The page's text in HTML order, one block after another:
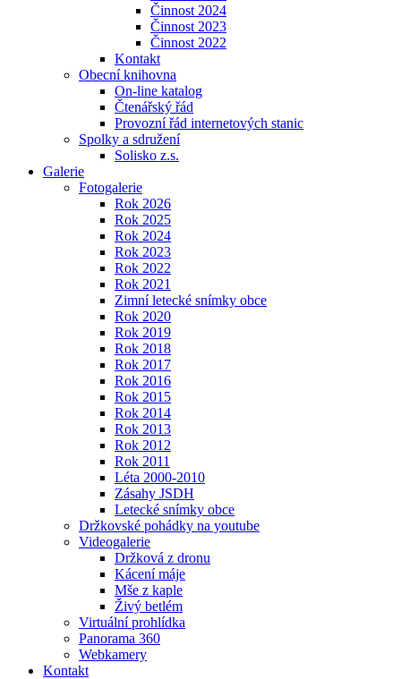
Činnost 2024
Činnost 2023
Činnost 2022
Kontakt
Obecní knihovna
On-line katalog
Čtenářský řád
Provozní řád internetových stanic
Spolky a sdružení
Solisko z.s.
Galerie
Fotogalerie
Rok 2026
Rok 2025
Rok 2024
Rok 2023
Rok 2022
Rok 2021
Zimní letecké snímky obce
Rok 2020
Rok 2019
Rok 2018
Rok 2017
Rok 2016
Rok 2015
Rok 2014
Rok 2013
Rok 2012
Rok 2011
Léta 2000-2010
Zásahy JSDH
Letecké snímky obce
Držkovské pohádky na youtube
Videogalerie
Držková z dronu
Kácení máje
Mše z kaple
Živý betlém
Virtuální prohlídka
Panorama 360
Webkamery
Kontakt